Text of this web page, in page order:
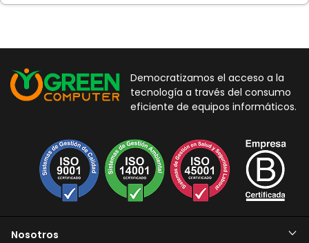
Democratizamos el acceso a la
tecnología a través del consumo
eficiente de equipos informáticos.
Nosotros